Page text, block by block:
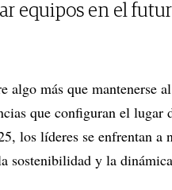
equipos en el
algo más que mantenerse
que configuran el
los líderes se enfrentan a
sostenibilidad y la